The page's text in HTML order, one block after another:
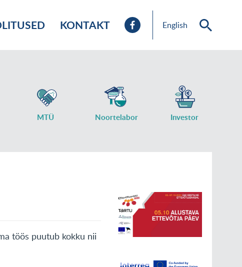
KONTAKT English
MTÜ Noortelabor Investor
töös puutub kokku nii